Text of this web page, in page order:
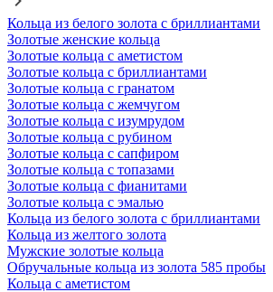
Кольца из белого золота с бриллиантами
Золотые женские кольца
Золотые кольца с аметистом
Золотые кольца с бриллиантами
Золотые кольца с гранатом
Золотые кольца с жемчугом
Золотые кольца с изумрудом
Золотые кольца с рубином
Золотые кольца с сапфиром
Золотые кольца с топазами
Золотые кольца с фианитами
Золотые кольца с эмалью
Кольца из белого золота с бриллиантами
Кольца из желтого золота
Мужские золотые кольца
Обручальные кольца из золота 585 пробы
Кольца с аметистом